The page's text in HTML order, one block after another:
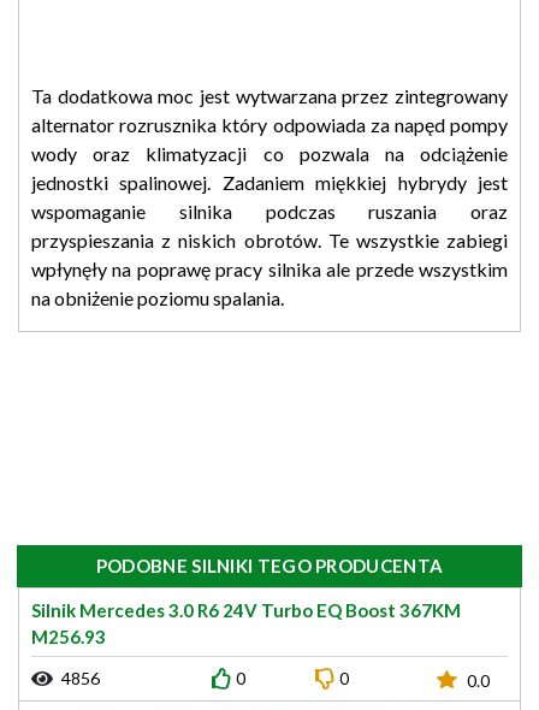
Ta dodatkowa moc jest wytwarzana przez zintegrowany
alternator rozrusznika który odpowiada za napęd pompy
wody oraz klimatyzacji co pozwala na odciążenie
jednostki spalinowej. Zadaniem miękkiej hybrydy jest
wspomaganie silnika podczas ruszania oraz
przyspieszania z niskich obrotów. Te wszystkie zabiegi
wpłynęły na poprawę pracy silnika ale przede wszystkim
na obniżenie poziomu spalania.
PODOBNE SILNIKI TEGO PRODUCENTA
Silnik Mercedes 3.0 R6 24V Turbo EQ Boost 367KM
M256.93
4856 0 0 0.0